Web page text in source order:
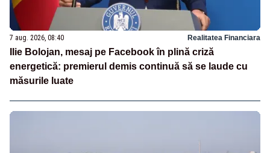
7 aug. 2026, 08:40 Realitatea Financiara
Ilie Bolojan, mesaj pe Facebook în plină criză
energetică: premierul demis continuă să se laude cu
măsurile luate